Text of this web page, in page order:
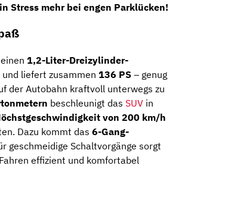
Stress mehr bei engen Parklücken!
1,2-Liter-Dreizylinder-
liefert zusammen 136 PS – genug
der Autobahn kraftvoll unterwegs zu
beschleunigt das SUV in
von 200 km/h
Dazu kommt das 6-Gang-
geschmeidige Schaltvorgänge sorgt
effizient und komfortabel